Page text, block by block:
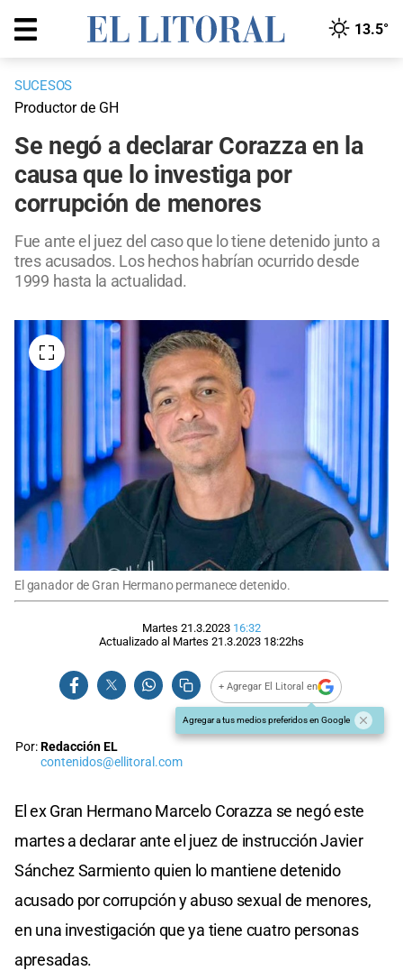
13.5°
SUCESOS
Productor de GH
Se negó a declarar Corazza en la
causa que lo investiga por
corrupción de menores
Fue ante el juez del caso que lo tiene detenido junto a
tres acusados. Los hechos habrían ocurrido desde
1999 hasta la actualidad.
El ganador de Gran Hermano permanece detenido.
Martes 21.3.2023 16:32
Actualizado al Martes 21.3.2023 18:22hs
+ Agregar El Litoral en
Agregar a tus medios preferidos en Google
Por:Redacción EL
contenidos@ellitoral.com
El ex Gran Hermano Marcelo Corazza se negó este
martes a declarar ante el juez de instrucción Javier
Sánchez Sarmiento quien lo mantiene detenido
acusado por corrupción y abuso sexual de menores,
en una investigación que ya tiene cuatro personas
apresadas.